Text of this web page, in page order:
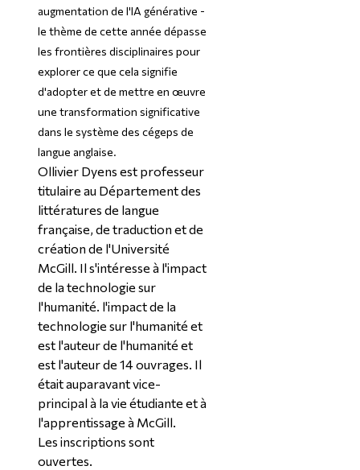
augmentation de l'IA générative -
le thème de cette année dépasse
les frontières disciplinaires pour
explorer ce que cela signifie
d'adopter et de mettre en œuvre
une transformation significative
dans le système des cégeps de
langue anglaise.
Ollivier Dyens est professeur
titulaire au Département des
littératures de langue
française, de traduction et de
création de l'Université
McGill. Il s'intéresse à l'impact
de la technologie sur
l'humanité. l'impact de la
technologie sur l'humanité et
est l'auteur de l'humanité et
est l'auteur de 14 ouvrages. Il
était auparavant vice-
principal à la vie étudiante et à
l'apprentissage à McGill.
Les inscriptions sont
ouvertes.